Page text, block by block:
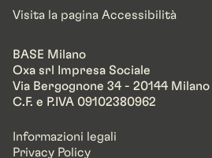
Visita la pagina Accessibilità
BASE Milano
Oxa srl Impresa Sociale
Via Bergognone 34 - 20144 Milano
C.F. e P.IVA 09102380962
Informazioni legali
Privacy Policy